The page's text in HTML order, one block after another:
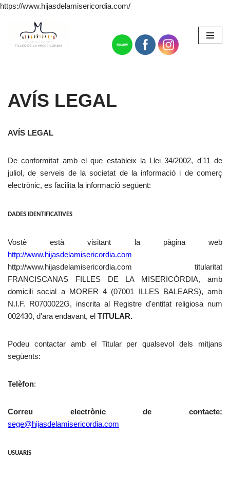
https://www.hijasdelamisericordia.com/
Omet
AVÍS LEGAL
AVÍS LEGAL
De conformitat amb el que estableix la Llei 34/2002, d'11 de
juliol, de serveis de la societat de la informació i de comerç
electrònic, es facilita la informació següent:
DADES IDENTIFICATIVES
Vostè està visitant la pàgina web
http://www.hijasdelamisericordia.com
http://www.hijasdelamisericordia.com titularitat
FRANCISCANAS FILLES DE LA MISERICÒRDIA, amb
domicili social a MORER 4 (07001 ILLES BALEARS), amb
N.I.F. R0700022G, inscrita al Registre d'entitat religiosa num
002430, d'ara endavant, el TITULAR.
Podeu contactar amb el Titular per qualsevol dels mitjans
següents:
Telèfon:
Correu electrònic de contacte:
sege@hijasdelamisericordia.com
USUARIS